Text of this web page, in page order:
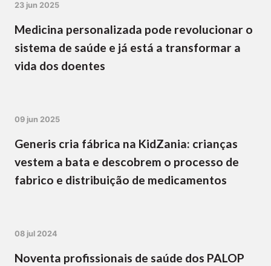
23 jun 2025
Medicina personalizada pode revolucionar o
sistema de saúde e já está a transformar a
vida dos doentes
09 jun 2025
Generis cria fábrica na KidZania: crianças
vestem a bata e descobrem o processo de
fabrico e distribuição de medicamentos
08 jul 2024
Noventa profissionais de saúde dos PALOP